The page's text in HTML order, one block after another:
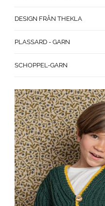
DESIGN FRÅN THEKLA
PLASSARD - GARN
SCHOPPEL-GARN